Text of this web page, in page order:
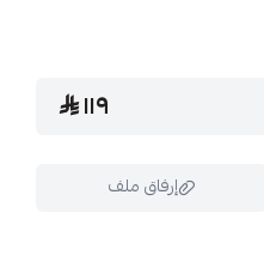
١١٩
إرفاق ملف